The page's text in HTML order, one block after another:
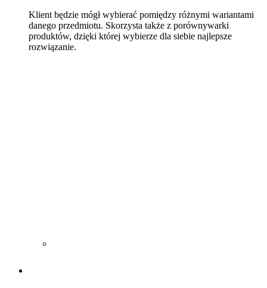
Klient będzie mógł wybierać pomiędzy różnymi wariantami
danego przedmiotu. Skorzysta także z porównywarki
produktów, dzięki której wybierze dla siebie najlepsze
rozwiązanie.